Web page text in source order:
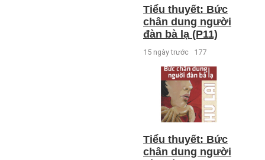
Tiểu thuyết: Bức
chân dung người
đàn bà lạ (P11)
15 ngày trước 177
Tiểu thuyết: Bức
chân dung người